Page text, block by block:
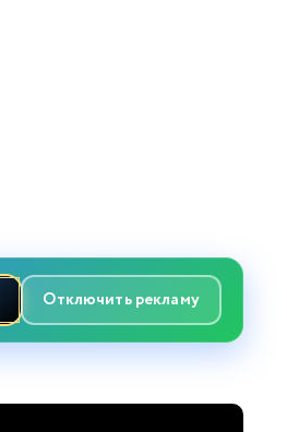
Отключить рекламу